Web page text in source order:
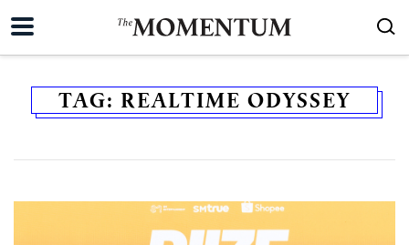
TAG: REALTIME ODYSSEY